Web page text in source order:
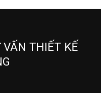
VẤN THIẾT KẾ